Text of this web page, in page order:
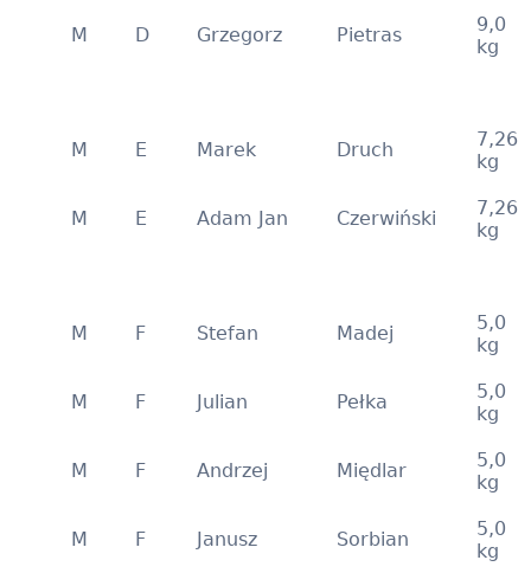
M D Grzegorz Pietras
9,0
kg
M E Marek Druch
7,26
kg
M E Adam Jan Czerwiński
7,26
kg
M F Stefan Madej
5,0
kg
M F Julian Pełka
5,0
kg
M F Andrzej Międlar
5,0
kg
M F Janusz Sorbian
5,0
kg